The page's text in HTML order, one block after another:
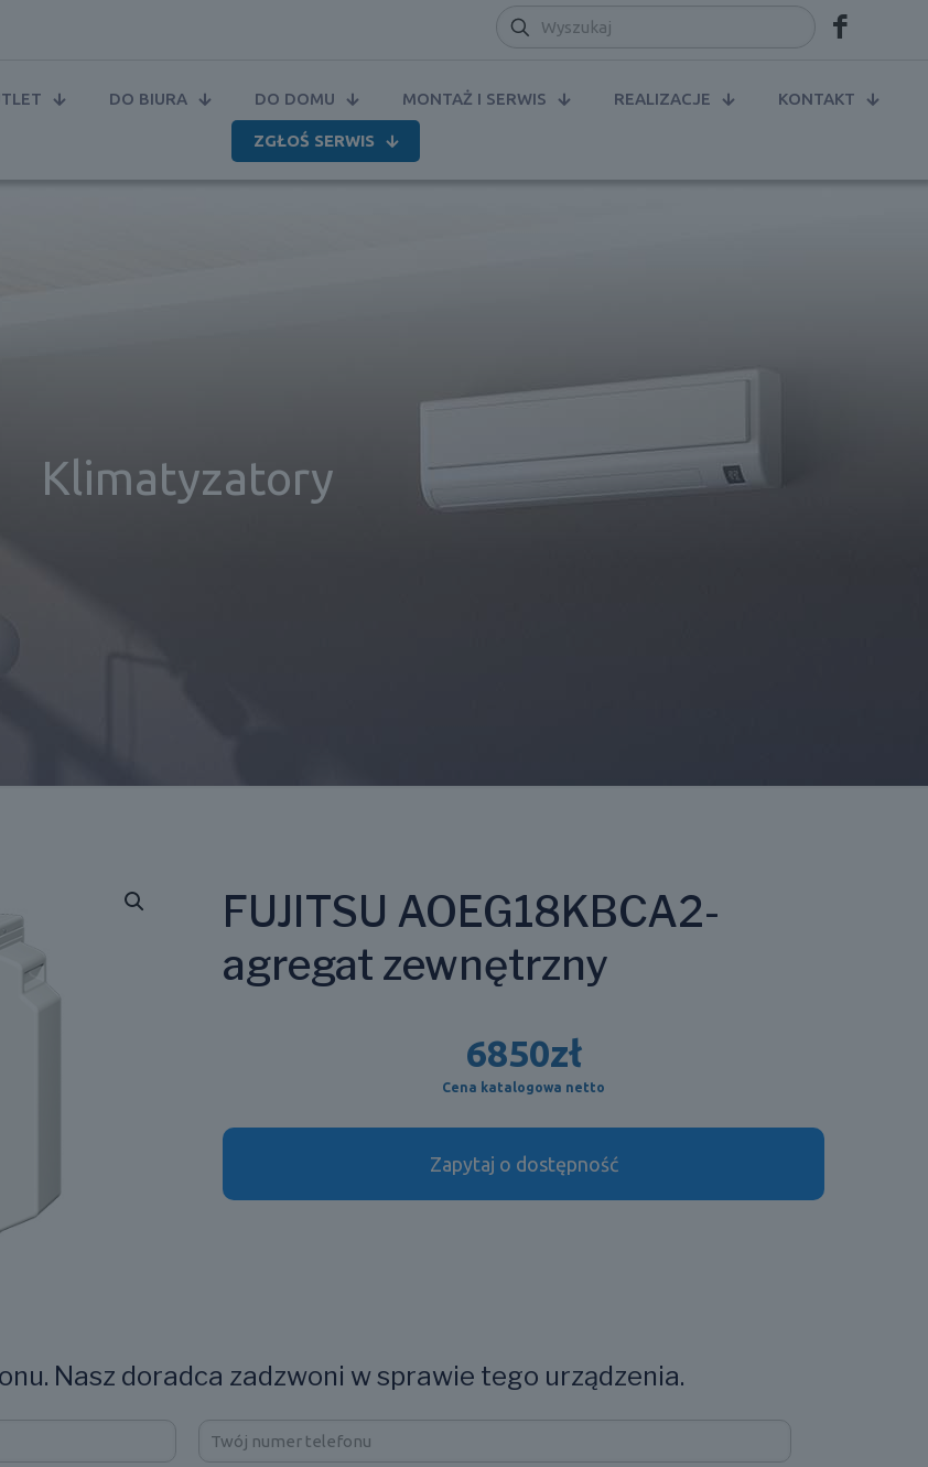
DO BIURA DO DOMU MONTAŻ I SERWIS REALIZACJE KONTAKT
ZGŁOŚ SERWIS
Klimatyzatory
FUJITSU AOEG18KBCA2-
agregat zewnętrzny
6850zł
Cena katalogowa netto
Zapytaj o dostępność
Nasz doradca zadzwoni w sprawie tego urządzenia.